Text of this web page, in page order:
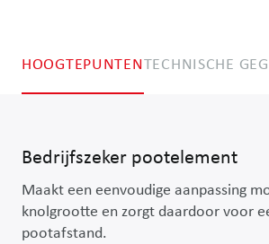
HOOGTEPUNTENTECHNISCHE
Bedrijfszeker pootelement
Maakt een eenvoudige aanpassing
knolgrootte en zorgt daardoor voor
pootafstand.